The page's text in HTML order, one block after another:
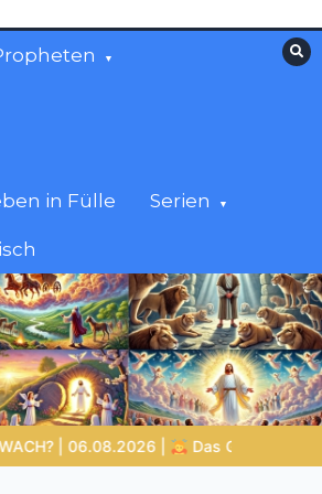
in Fülle Serien
was du geben kannst